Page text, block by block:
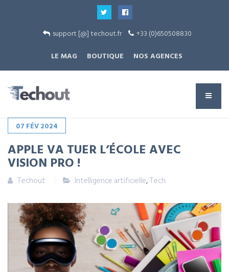
support [@] techout.fr
+33 (0)650508830
LE MAG
BOUTIQUE NOS AGENCES
07 FÉV2024
APPLE VA TUER L’ÉCOLE AVEC
VISION PRO !
Techout Intelligence artificielle,Tech